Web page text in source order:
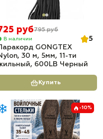
руб795 руб
В наличии
5
GONGTEX
30 м, 5мм, 11-ти
600LB Черный
Купить
-10%